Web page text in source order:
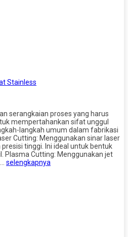
Stainless
serangkaian proses yang harus
mempertahankan sifat unggul
langkah umum dalam fabrikasi
Cutting: Menggunakan sinar laser
tinggi. Ini ideal untuk bentuk
Plasma Cutting: Menggunakan jet
selengkapnya